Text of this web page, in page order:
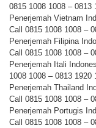
0815 1008 1008 – 0813
Penerjemah Vietnam
Call 0815 1008 1008 –
Penerjemah Filipina
Call 0815 1008 1008 –
Penerjemah Itali
1008 1008 – 0813 1920
Penerjemah Thailand
Call 0815 1008 1008 –
Penerjemah Portugis
Call 0815 1008 1008 –